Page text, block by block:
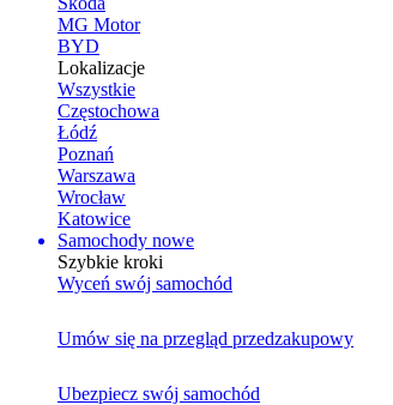
MG Motor
BYD
Lokalizacje
Wszystkie
Częstochowa
Łódź
Poznań
Warszawa
Wrocław
Katowice
Samochody nowe
Szybkie kroki
Wyceń swój samochód
Umów się na przegląd przedzakupowy
Ubezpiecz swój samochód